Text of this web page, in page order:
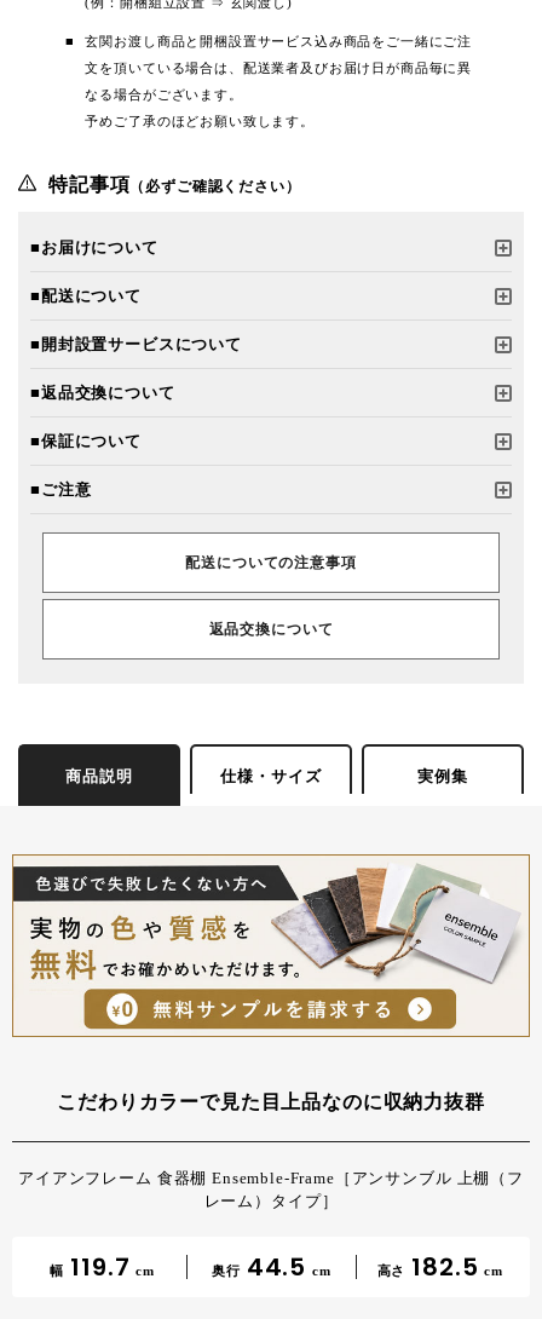
玄関お渡し商品と開梱設置サービス込み商品をご一緒にご注
文を頂いている場合は、配送業者及びお届け日が商品毎に異
なる場合がございます。
予めご了承のほどお願い致します。
特記事項 （必ずご確認ください）
■お届けについて
■配送について
■開封設置サービスについて
■返品交換について
■保証について
■ご注意
配送についての注意事項
返品交換について
商品説明 仕様・サイズ 実例集
こだわりカラーで見た目上品なのに収納力抜群
アイアンフレーム 食器棚 Ensemble-Frame［アンサンブル 上棚（フ
レーム）タイプ］
幅 119.7 cm 奥行 44.5 cm 高さ 182.5 cm